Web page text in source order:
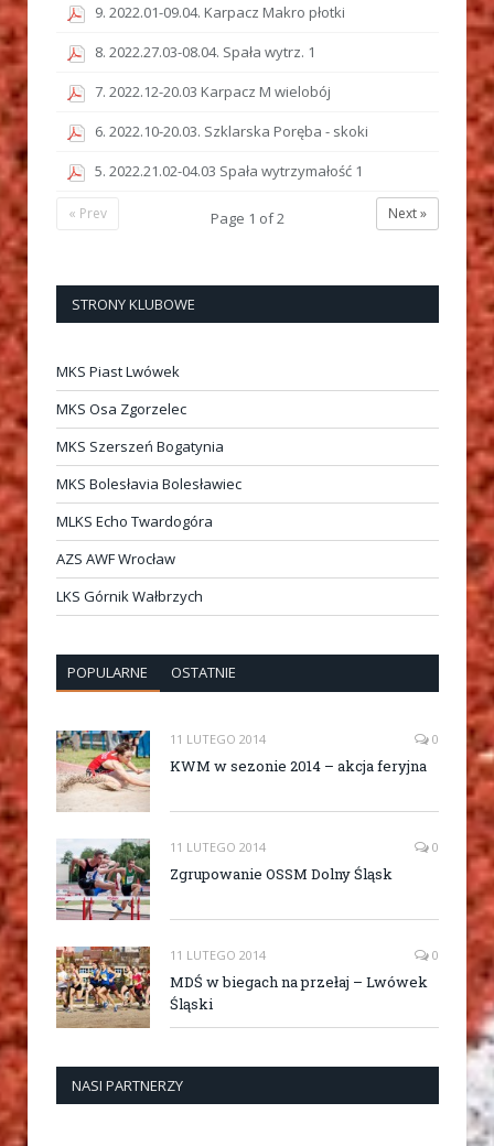
9. 2022.01-09.04. Karpacz Makro płotki
8. 2022.27.03-08.04. Spała wytrz. 1
7. 2022.12-20.03 Karpacz M wielobój
6. 2022.10-20.03. Szklarska Poręba - skoki
5. 2022.21.02-04.03 Spała wytrzymałość 1
Next »
Page 1 of2
« Prev
STRONY KLUBOWE
MKS Piast Lwówek
MKS Osa Zgorzelec
MKS Szerszeń Bogatynia
MKS Bolesłavia Bolesławiec
MLKS Echo Twardogóra
AZS AWF Wrocław
LKS Górnik Wałbrzych
POPULARNE OSTATNIE
11 LUTEGO 2014 0
KWM w sezonie 2014 – akcja feryjna
11 LUTEGO 2014 0
Zgrupowanie OSSM Dolny Śląsk
11 LUTEGO 2014 0
MDŚ w biegach na przełaj – Lwówek
Śląski
NASI PARTNERZY